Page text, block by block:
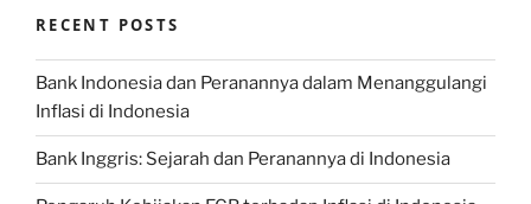
RECENT POSTS
Bank Indonesia dan Peranannya dalam Menanggulangi
Inflasi di Indonesia
Bank Inggris: Sejarah dan Peranannya di Indonesia